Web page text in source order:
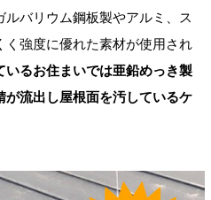
バリウム鋼板製やアルミ、ス
強度に優れた素材が使用され
いるお住まいでは亜鉛めっき製
流出し屋根面を汚しているケ